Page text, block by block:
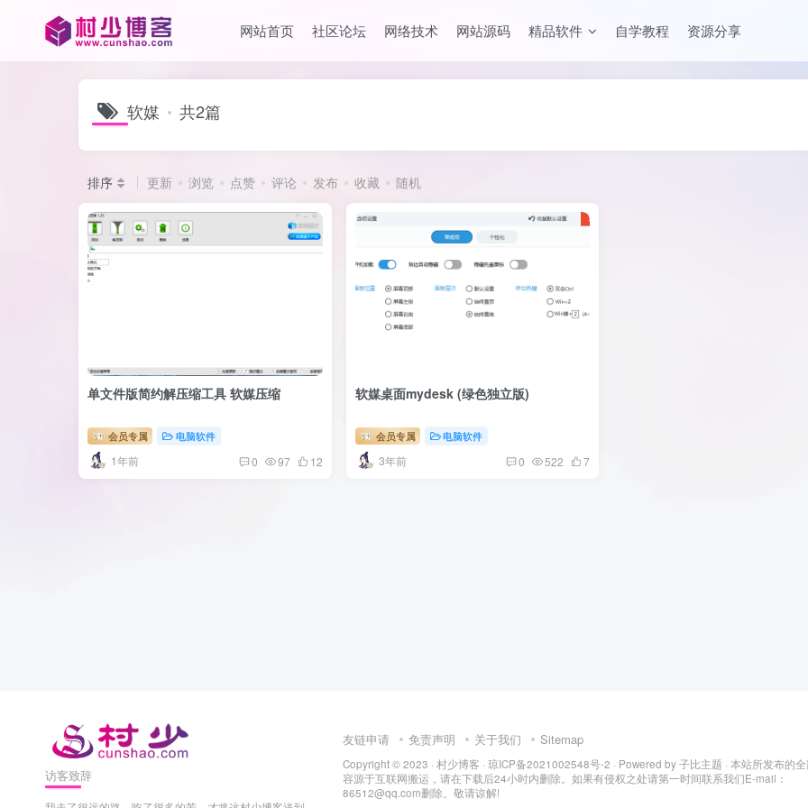
网站首页 社区论坛 网络技术 网站源码 精品软件 自学教程 资源分享
软媒 共2篇
排序 更新 浏览 点赞 评论 发布 收藏 随机
单文件版简约解压缩工具 软媒压缩
会员专属 电脑软件
1年前 0 97 12
软媒桌面mydesk (绿色独立版)
会员专属 电脑软件
3年前 0 522 7
访客致辞
友链申请 免责声明 关于我们 Sitemap
Copyright © 2023 · 村少博客 · 琼ICP备2021002548号-2 · Powered by子比主题 · 本站所发布的
容源于互联网搬运，请在下载后24小时内删除。如果有侵权之处请第一时间联系我们E-mail：
86512@qq.com删除。敬请谅解!